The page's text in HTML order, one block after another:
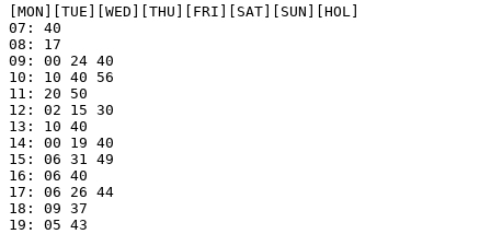
[MON][TUE][WED][THU][FRI][SAT][SUN][HOL]
07: 40
08: 17
09: 00 24 40
10: 10 40 56
11: 20 50
12: 02 15 30
13: 10 40
14: 00 19 40
15: 06 31 49
16: 06 40
17: 06 26 44
18: 09 37
19: 05 43